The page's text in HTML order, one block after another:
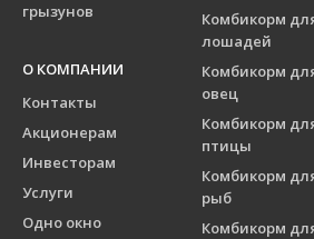
грызунов
Комбикорм
лошадей
Комбикорм
овец
Комбикорм
птицы
Комбикорм
рыб
Комбикорм
О КОМПАНИИ
Контакты
Акционерам
Инвесторам
Услуги
Одно окно